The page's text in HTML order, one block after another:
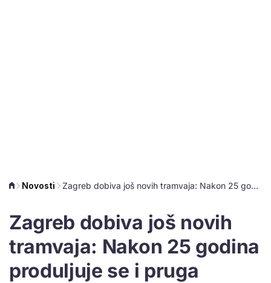
Novosti Zagreb dobiva još novih tramvaja: Nakon 25 godina produljuje se i pruga
Zagreb dobiva još novih
tramvaja: Nakon 25 godina
produljuje se i pruga